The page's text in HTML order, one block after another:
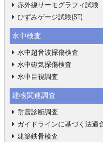
赤外線サーモグラフィ試験
ひずみゲージ試験(ST)
水中検査
水中超音波探傷検査
水中磁気探傷検査
水中目視調査
建物関連調査
耐震診断調査
ガイドラインに基づく法適
建築鉄骨検査